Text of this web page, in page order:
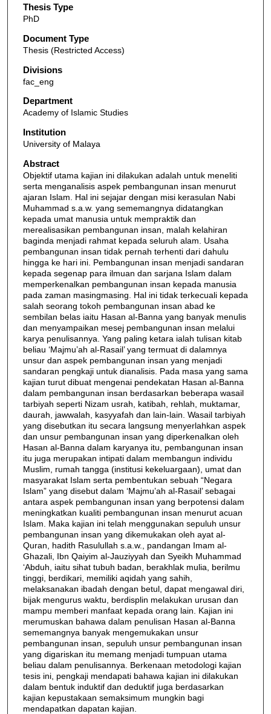
Thesis Type
PhD
Document Type
Thesis (Restricted Access)
Divisions
fac_eng
Department
Academy of Islamic Studies
Institution
University of Malaya
Abstract
Objektif utama kajian ini dilakukan adalah untuk meneliti
serta menganalisis aspek pembangunan insan menurut
ajaran Islam. Hal ini sejajar dengan misi kerasulan Nabi
Muhammad s.a.w. yang sememangnya didatangkan
kepada umat manusia untuk mempraktik dan
merealisasikan pembangunan insan, malah kelahiran
baginda menjadi rahmat kepada seluruh alam. Usaha
pembangunan insan tidak pernah terhenti dari dahulu
hingga ke hari ini. Pembangunan insan menjadi sandaran
kepada segenap para ilmuan dan sarjana Islam dalam
memperkenalkan pembangunan insan kepada manusia
pada zaman masingmasing. Hal ini tidak terkecuali kepada
salah seorang tokoh pembangunan insan abad ke
sembilan belas iaitu Hasan al-Banna yang banyak menulis
dan menyampaikan mesej pembangunan insan melalui
karya penulisannya. Yang paling ketara ialah tulisan kitab
beliau ‘Majmu’ah al-Rasail’ yang termuat di dalamnya
unsur dan aspek pembangunan insan yang menjadi
sandaran pengkaji untuk dianalisis. Pada masa yang sama
kajian turut dibuat mengenai pendekatan Hasan al-Banna
dalam pembangunan insan berdasarkan beberapa wasail
tarbiyah seperti Nizam usrah, katibah, rehlah, muktamar,
daurah, jawwalah, kasyyafah dan lain-lain. Wasail tarbiyah
yang disebutkan itu secara langsung menyerlahkan aspek
dan unsur pembangunan insan yang diperkenalkan oleh
Hasan al-Banna dalam karyanya itu, pembangunan insan
itu juga merupakan intipati dalam membangun individu
Muslim, rumah tangga (institusi kekeluargaan), umat dan
masyarakat Islam serta pembentukan sebuah “Negara
Islam” yang disebut dalam ‘Majmu’ah al-Rasail’ sebagai
antara aspek pembangunan insan yang berpotensi dalam
meningkatkan kualiti pembangunan insan menurut acuan
Islam. Maka kajian ini telah menggunakan sepuluh unsur
pembangunan insan yang dikemukakan oleh ayat al-
Quran, hadith Rasulullah s.a.w., pandangan Imam al-
Ghazali, Ibn Qaiyim al-Jauziyyah dan Syeikh Muhammad
‘Abduh, iaitu sihat tubuh badan, berakhlak mulia, berilmu
tinggi, berdikari, memiliki aqidah yang sahih,
melaksanakan ibadah dengan betul, dapat mengawal diri,
bijak mengurus waktu, berdisplin melakukan urusan dan
mampu memberi manfaat kepada orang lain. Kajian ini
merumuskan bahawa dalam penulisan Hasan al-Banna
sememangnya banyak mengemukakan unsur
pembangunan insan, sepuluh unsur pembangunan insan
yang digariskan itu memang menjadi tumpuan utama
beliau dalam penulisannya. Berkenaan metodologi kajian
tesis ini, pengkaji mendapati bahawa kajian ini dilakukan
dalam bentuk induktif dan deduktif juga berdasarkan
kajian kepustakaan semaksimum mungkin bagi
mendapatkan dapatan kajian.